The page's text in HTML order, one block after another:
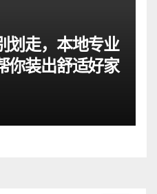
划走，本地专业
你装出舒适好家